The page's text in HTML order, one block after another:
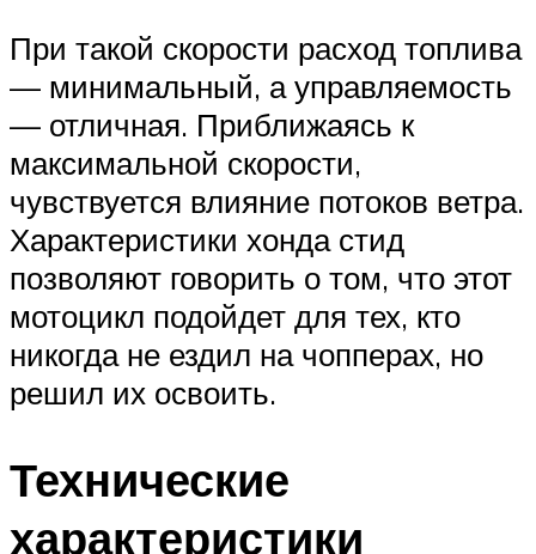
При такой скорости расход топлива
— минимальный, а управляемость
— отличная. Приближаясь к
максимальной скорости,
чувствуется влияние потоков ветра.
Характеристики хонда стид
позволяют говорить о том, что этот
мотоцикл подойдет для тех, кто
никогда не ездил на чопперах, но
решил их освоить.
Технические
характеристики